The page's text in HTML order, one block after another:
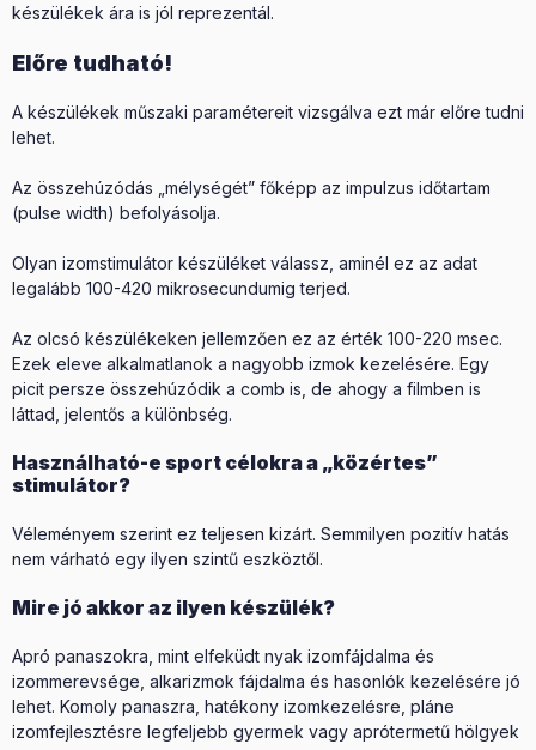
készülékek ára is jól reprezentál.
Előre tudható!
A készülékek műszaki paramétereit vizsgálva ezt már előre tudni
lehet.
Az összehúzódás „mélységét” főképp az impulzus időtartam
(pulse width) befolyásolja.
Olyan izomstimulátor készüléket válassz, aminél ez az adat
legalább 100-420 mikrosecundumig terjed.
Az olcsó készülékeken jellemzően ez az érték 100-220 msec.
Ezek eleve alkalmatlanok a nagyobb izmok kezelésére. Egy
picit persze összehúzódik a comb is, de ahogy a filmben is
láttad, jelentős a különbség.
Használható-e sport célokra a „közértes”
stimulátor?
Véleményem szerint ez teljesen kizárt. Semmilyen pozitív hatás
nem várható egy ilyen szintű eszköztől.
Mire jó akkor az ilyen készülék?
Apró panaszokra, mint elfeküdt nyak izomfájdalma és
izommerevsége, alkarizmok fájdalma és hasonlók kezelésére jó
lehet. Komoly panaszra, hatékony izomkezelésre, pláne
izomfejlesztésre legfeljebb gyermek vagy aprótermetű hölgyek